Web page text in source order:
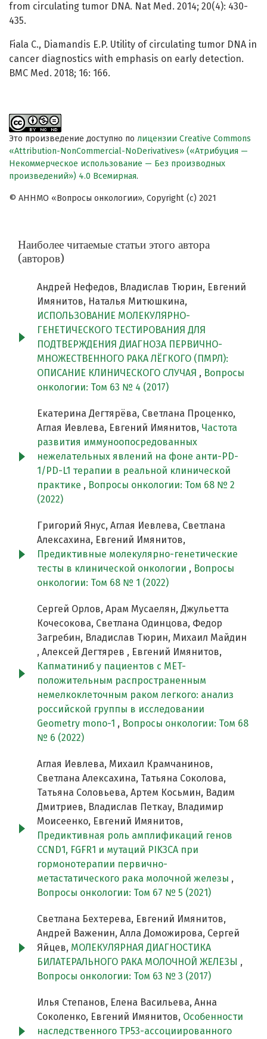
from circulating tumor DNA. Nat Med. 2014; 20(4): 430-
435.
Fiala C., Diamandis E.P. Utility of circulating tumor DNA in
cancer diagnostics with emphasis on early detection.
BMC Med. 2018; 16: 166.
Это произведение доступно по лицензии Creative Commons
«Attribution-NonCommercial-NoDerivatives» («Атрибуция —
Некоммерческое использование — Без производных
произведений») 4.0 Всемирная.
© АННМО «Вопросы онкологии», Copyright (c) 2021
Наиболее читаемые статьи этого автора
(авторов)
Андрей Нефедов, Владислав Тюрин, Евгений
Имянитов, Наталья Митюшкина,
ИСПОЛЬЗОВАНИЕ МОЛЕКУЛЯРНО-
ГЕНЕТИЧЕСКОГО ТЕСТИРОВАНИЯ ДЛЯ
ПОДТВЕРЖДЕНИЯ ДИАГНОЗА ПЕРВИЧНО-
МНОЖЕСТВЕННОГО РАКА ЛЁГКОГО (ПМРЛ):
ОПИСАНИЕ КЛИНИЧЕСКОГО СЛУЧАЯ , Вопросы
онкологии: Том 63 № 4 (2017)
Екатерина Дегтярёва, Светлана Проценко,
Аглая Иевлева, Евгений Имянитов, Частота
развития иммуноопосредованных
нежелательных явлений на фоне анти-PD-
1/PD-L1 терапии в реальной клинической
практике , Вопросы онкологии: Том 68 № 2
(2022)
Григорий Янус, Аглая Иевлева, Светлана
Алексахина, Евгений Имянитов,
Предиктивные молекулярно-генетические
тесты в клинической онкологии , Вопросы
онкологии: Том 68 № 1 (2022)
Сергей Орлов, Арам Мусаелян, Джульетта
Кочесокова, Светлана Одинцова, Федор
Загребин, Владислав Тюрин, Михаил Майдин
, Алексей Дегтярев , Евгений Имянитов,
Капматиниб у пациентов с MET-
положительным распространенным
немелкоклеточным раком легкого: анализ
российской группы в исследовании
Geometry mono-1 , Вопросы онкологии: Том 68
№ 6 (2022)
Аглая Иевлева, Михаил Крамчанинов,
Светлана Алексахина, Татьяна Соколова,
Татьяна Соловьева, Артем Косьмин, Вадим
Дмитриев, Владислав Петкау, Владимир
Моисеенко, Евгений Имянитов,
Предиктивная роль амплификаций генов
CCND1, FGFR1 и мутаций PIK3CA при
гормонотерапии первично-
метастатического рака молочной железы ,
Вопросы онкологии: Том 67 № 5 (2021)
Светлана Бехтерева, Евгений Имянитов,
Андрей Важенин, Алла Доможирова, Сергей
Яйцев, МОЛЕКУЛЯРНАЯ ДИАГНОСТИКА
БИЛАТЕРАЛЬНОГО РАКА МОЛОЧНОЙ ЖЕЛЕЗЫ ,
Вопросы онкологии: Том 63 № 3 (2017)
Илья Степанов, Елена Васильева, Анна
Соколенко, Евгений Имянитов, Особенности
наследственного TP53-ассоциированного